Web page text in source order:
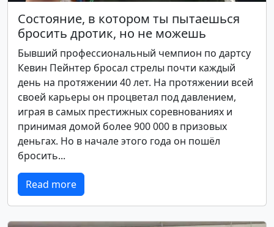
Состояние, в котором ты пытаешься
бросить дротик, но не можешь
Бывший профессиональный чемпион по дартсу
Кевин Пейнтер бросал стрелы почти каждый
день на протяжении 40 лет. На протяжении всей
своей карьеры он процветал под давлением,
играя в самых престижных соревнованиях и
принимая домой более 900 000 в призовых
деньгах. Но в начале этого года он пошёл
бросить...
Read more